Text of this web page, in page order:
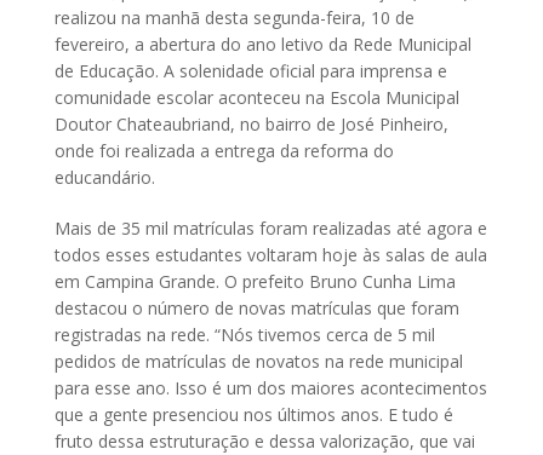
realizou na manhã desta segunda-feira, 10 de
fevereiro, a abertura do ano letivo da Rede Municipal
de Educação. A solenidade oficial para imprensa e
comunidade escolar aconteceu na Escola Municipal
Doutor Chateaubriand, no bairro de José Pinheiro,
onde foi realizada a entrega da reforma do
educandário.
Mais de 35 mil matrículas foram realizadas até agora e
todos esses estudantes voltaram hoje às salas de aula
em Campina Grande. O prefeito Bruno Cunha Lima
destacou o número de novas matrículas que foram
registradas na rede. “Nós tivemos cerca de 5 mil
pedidos de matrículas de novatos na rede municipal
para esse ano. Isso é um dos maiores acontecimentos
que a gente presenciou nos últimos anos. E tudo é
fruto dessa estruturação e dessa valorização, que vai